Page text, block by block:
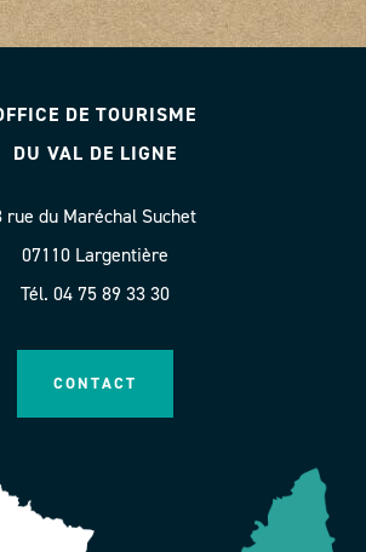
DE TOURISME
DU VAL DE LIGNE
rue du Maréchal Suchet
07110 Largentière
Tél. 04 75 89 33 30
CONTACT